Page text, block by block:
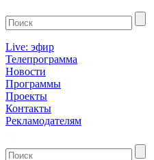
Live: эфир
Телепрограмма
Новости
Программы
Проекты
Контакты
Рекламодателям